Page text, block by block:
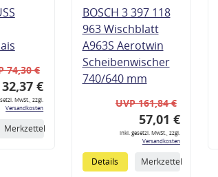
74,30 €
32,37 €
MwSt., zzgl.
Versandkosten
Merkzettel
BOSCH 3 397 118
963 Wischblatt
A963S Aerotwin
Scheibenwischer
740/640 mm
UVP 161,84 €
57,01 €
inkl. gesetzl. MwSt., zzgl.
Versandkosten
Details Merkzettel